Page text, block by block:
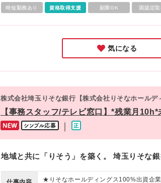
時短勤務あり 資格取得支援 副業OK 国認定
気になる
株式会社埼玉りそな銀行【株式会社りそなホールデ
【事務スタッフ/テレビ窓口】*残業月
地域と共に「りそう」を築く。 埼玉りそな
★りそなホールディングス100%出資企